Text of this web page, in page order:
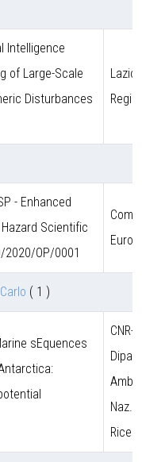
Intelligence
of Large-Scale
Disturbances
Lazio
- Enhanced
Scientific
2020/OP/0001
( 1 )
sEquences
CNR-
Amb.
Naz.